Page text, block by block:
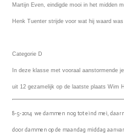
Martijn Even, eindigde mooi in het midden
Henk Tuenter strijde voor wat hij waard
Categorie D
In deze klasse met vooraal aanstormende
uit 12 gezamelijk op de laatste plaats Wim
8-5-2014 we dammen nog tot eind mei,
door dammen op de maandag middag